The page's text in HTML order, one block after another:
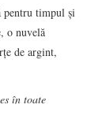
pentru timpul și
o nuvelă
de argint,
în toate